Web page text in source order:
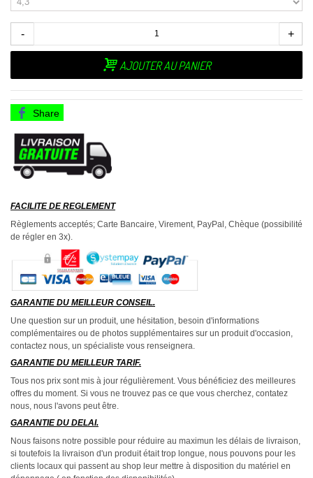
- +
AJOUTER AU PANIER
Share
FACILITE DE REGLEMENT
Règlements acceptés; Carte Bancaire, Virement, PayPal, Chèque (possibilité
de régler en 3x).
GARANTIE DU MEILLEUR CONSEIL.
Une question sur un produit, une hésitation, besoin d'informations
complémentaires ou de photos supplémentaires sur un produit d'occasion,
contactez nous, un spécialiste vous renseignera.
GARANTIE DU MEILLEUR TARIF.
Tous nos prix sont mis à jour régulièrement. Vous bénéficiez des meilleures
offres du moment. Si vous ne trouvez pas ce que vous cherchez, contatez
nous, nous l'avons peut être.
GARANTIE DU DELAI.
Nous faisons notre possible pour réduire au maximun les délais de livraison,
si toutefois la livraison d'un produit était trop longue, nous pouvons pour les
clients locaux qui passent au shop leur mettre à disposition du matériel en